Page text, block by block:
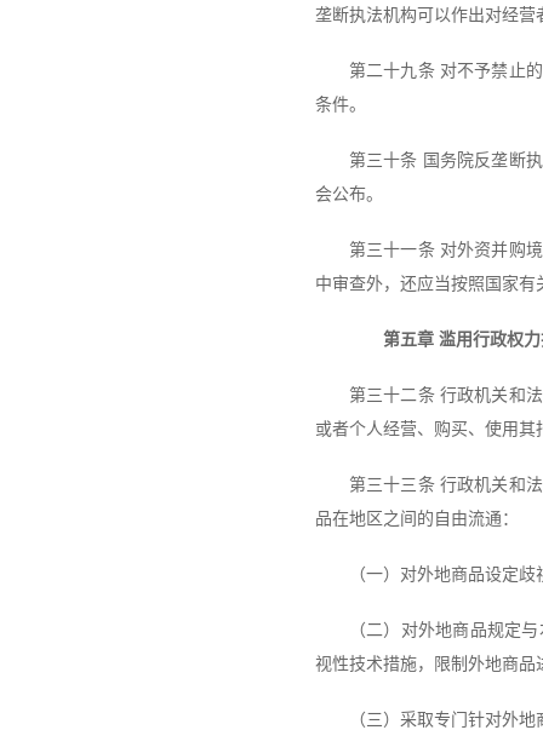
垄断执法机构可以作出对经营
第二十九条 对不予禁止
条件。
第三十条 国务院反垄断
会公布。
第三十一条 对外资并购
中审查外，还应当按照国家
第五章 滥用行政权力
第三十二条 行政机关和
或者个人经营、购买、使用
第三十三条 行政机关和
品在地区之间的自由流通：
（一）对外地商品设定
（二）对外地商品规定
视性技术措施，限制外地商品
（三）采取专门针对外